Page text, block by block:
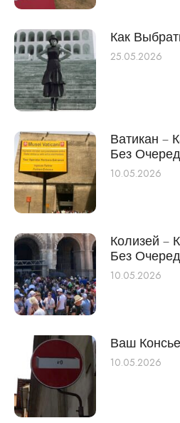
Как
25.05.2026
Ватикан –
Без
10.05.2026
Колизей –
Без
10.05.2026
Ваш
10.05.2026